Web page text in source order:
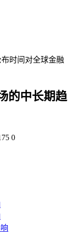
时间对全球金融
的中长期趋
0